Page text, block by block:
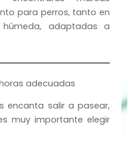
para perros, tanto en
adaptadas a
adecuadas
encanta salir a pasear,
muy importante elegir